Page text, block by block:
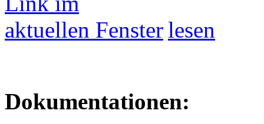
lesen
Dokumentationen: